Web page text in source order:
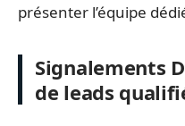
présenter l’équipe
Signalements
de leads